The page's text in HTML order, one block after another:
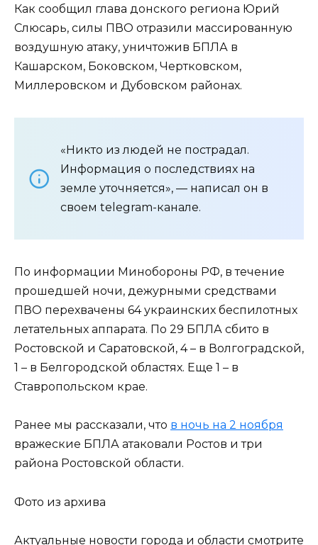
Как сообщил глава донского региона Юрий
Слюсарь, силы ПВО отразили массированную
воздушную атаку, уничтожив БПЛА в
Кашарском, Боковском, Чертковском,
Миллеровском и Дубовском районах.
«Никто из людей не пострадал.
Информация о последствиях на
земле уточняется», — написал он в
своем telegram-канале.
По информации Минобороны РФ, в течение
прошедшей ночи, дежурными средствами
ПВО перехвачены 64 украинских беспилотных
летательных аппарата. По 29 БПЛА сбито в
Ростовской и Саратовской, 4 – в Волгоградской,
1 – в Белгородской областях. Еще 1 – в
Ставропольском крае.
Ранее мы рассказали, что в ночь на 2 ноября
вражеские БПЛА атаковали Ростов и три
района Ростовской области.
Фото из архива
Актуальные новости города и области смотрите